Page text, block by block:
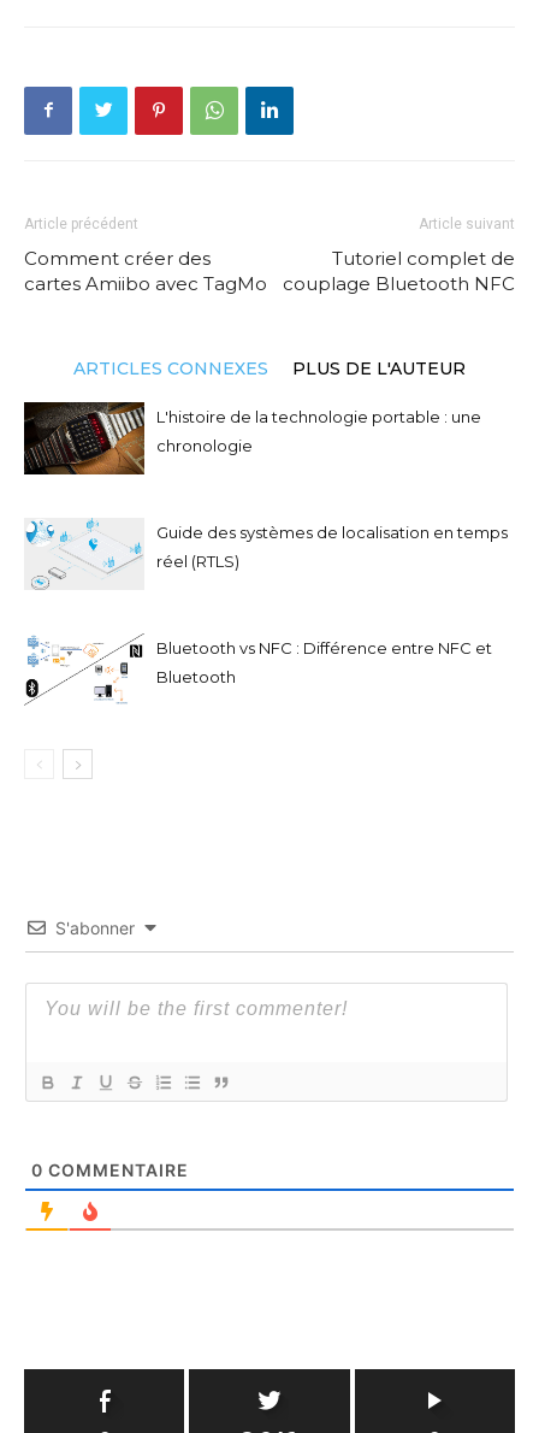
Article précédent
Comment créer des
cartes Amiibo avec TagMo
Article suivant
Tutoriel complet de
couplage Bluetooth NFC
ARTICLES CONNEXES PLUS DE L'AUTEUR
L'histoire de la technologie portable : une
chronologie
Guide des systèmes de localisation en temps
réel (RTLS)
Bluetooth vs NFC : Différence entre NFC et
Bluetooth
S'abonner
0 COMMENTAIRE